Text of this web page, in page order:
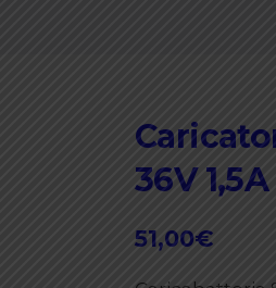
36V 1,5A
51,00€